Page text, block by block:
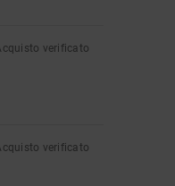
verificato
verificato